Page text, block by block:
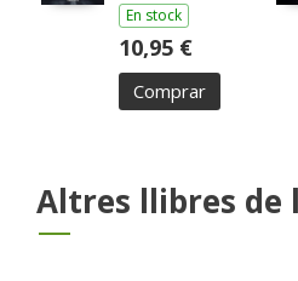
En stock
10,95 €
Comprar
Altres llibres